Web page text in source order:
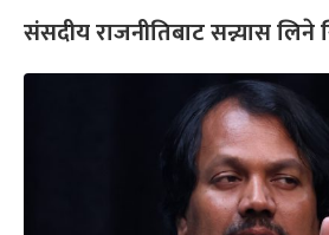
संसदीय राजनीतिबाट सन्न्यास